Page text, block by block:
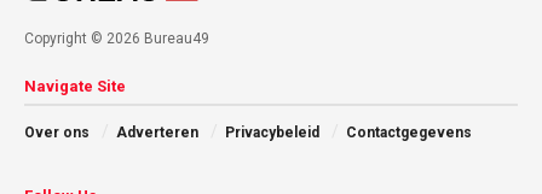
Copyright © 2026 Bureau49
Navigate Site
Over ons Adverteren Privacybeleid Contactgegevens